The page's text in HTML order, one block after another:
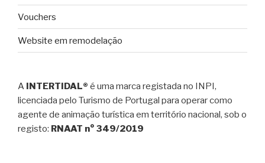
Vouchers
Website em remodelação
A INTERTIDAL® é uma marca registada no INPI,
licenciada pelo Turismo de Portugal para operar como
agente de animação turística em território nacional, sob o
registo: RNAAT n° 349/2019